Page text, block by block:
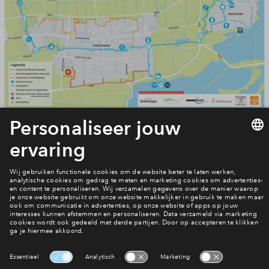
Bekijk het laatste nieuws
Interesse? Meld je dan snel aan
eventuele projecten